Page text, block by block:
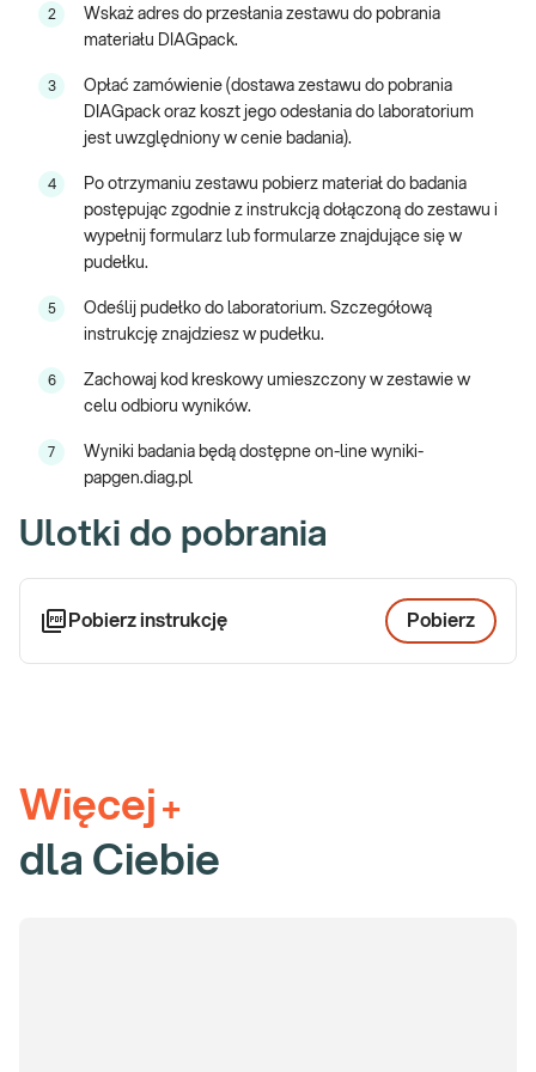
analizę próbek w laboratorium,
wynik badania dostępny online i/lub w formie papierowej na
wskazany adres.
Badanie wysyłkowe. Czas wykonania badania – 5 dni roboczych od
dnia dostarczenia materiału do laboratorium.
Jeśli masz pytania dotyczące badania, skontaktuj się z nami pod
numerem 799 399 409. Infolinia czynna jest od poniedziałku do
piątku, w godzinach 8:00-20:00.
Więcej informacji o zakupie badań wysyłkowych jest dostępnych
2
Wskaż adres do przesłania zestawu do pobrania
materiału DIAGpack.
3
Opłać zamówienie (dostawa zestawu do pobrania
DIAGpack oraz koszt jego odesłania do laboratorium
jest uwzględniony w cenie badania).
4
Po otrzymaniu zestawu pobierz materiał do badania
postępując zgodnie z instrukcją dołączoną do zestawu i
wypełnij formularz lub formularze znajdujące się w
pudełku.
5
Odeślij pudełko do laboratorium. Szczegółową
instrukcję znajdziesz w pudełku.
6
Zachowaj kod kreskowy umieszczony w zestawie w
celu odbioru wyników.
7
Wyniki badania będą dostępne on-line wyniki-
papgen.diag.pl
Ulotki do pobrania
Pobierz instrukcję Pobierz
Więcej +
dla Ciebie